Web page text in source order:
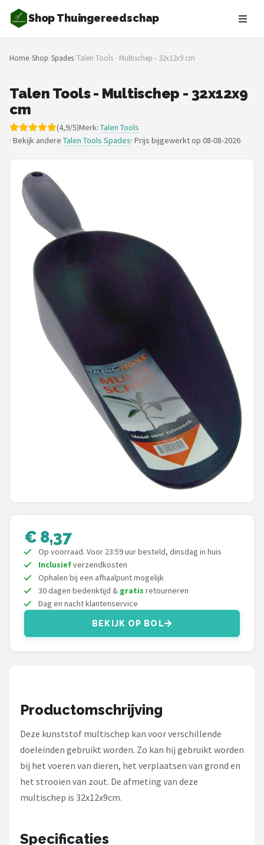
Shop Thuingereedschap
Zoeken
NAVIGATIE
Merken
Blog
Borderplanten
Grasmaaiers
Hogedrukreinigers
Grastrimmers
Onkruidbranders
Shop
POPULAIRE MERKEN
To the South
WORX
Einhell
Makita
Synx Tools
Home/Shop/Spades/Talen Tools - Multischep - 32x12x9 cm
Talen Tools - Multischep - 32x12x9
cm
(4,9/5)Merk: Talen Tools
· Bekijk andere Talen Tools Spades· Prijs bijgewerkt op 08-08-2026
€ 8,37
Op voorraad. Voor 23:59 uur besteld, dinsdag in huis
Inclusiefverzendkosten
Ophalen bij een afhaalpunt mogelijk
30 dagen bedenktijd & gratis retourneren
Dag en nacht klantenservice
BEKIJK OP BOL
Productomschrijving
Deze kunststof multischep kan voor verschillende
doeleinden gebruikt worden. Zo kan hij gebruikt worden
bij het voeren van dieren, het verplaatsen van grond en
het strooien van zout. De afmeting van deze
multischep is 32x12x9cm.
Specificaties